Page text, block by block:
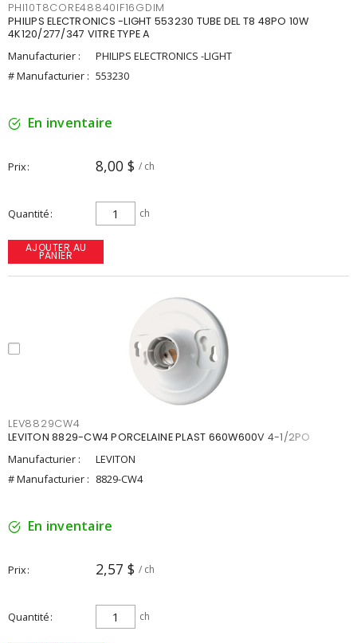
PHI10T8CORE48840IF16GDIM
PHILIPS ELECTRONICS -LIGHT 553230 TUBE DEL T8 48PO 10W
4K120/277/347 VITRE TYPE A
Manufacturier :
PHILIPS ELECTRONICS -LIGHT
# Manufacturier : 553230
En inventaire
Prix 8,00 $ / ch
Quantité ch
AJOUTER AU
PANIER
LEV8829CW4
LEVITON 8829-CW4 PORCELAINE PLAST 660W600V 4-1/2PO
Manufacturier :
LEVITON
# Manufacturier : 8829-CW4
En inventaire
Prix 2,57 $ / ch
Quantité ch